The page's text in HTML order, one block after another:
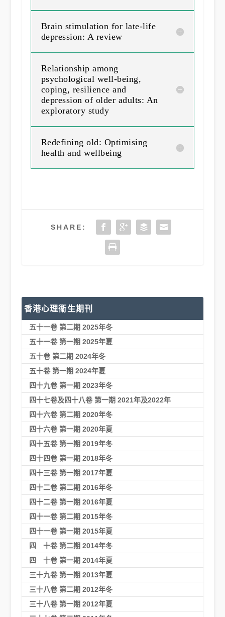
Brain stimulation for late-life
depression: A review
Relationship among
psychological well-being,
coping, resilience and
depression of older adults: An
exploratory study
Redefining old: Optimising
health and wellbeing
SHARE:
香港心理衞生期刊
五十一卷 第二期 2025年冬
五十一卷 第一期 2025年夏
五十卷 第二期 2024年冬
五十卷 第一期 2024年夏
四十九卷 第一期 2023年冬
四十七卷及四十八卷 第一期 2021年及2022年
四十六卷 第二期 2020年冬
四十六卷 第一期 2020年夏
四十五卷 第一期 2019年冬
四十四卷 第一期 2018年冬
四十三卷 第一期 2017年夏
四十二卷 第二期 2016年冬
四十二卷 第一期 2016年夏
四十一卷 第二期 2015年冬
四十一卷 第一期 2015年夏
四 十卷 第二期 2014年冬
四 十卷 第一期 2014年夏
三十九卷 第一期 2013年夏
三十八卷 第二期 2012年冬
三十八卷 第一期 2012年夏